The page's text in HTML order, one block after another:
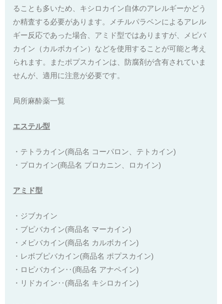
ることも多いため、キシロカイン自体のアレルギーかどう
か精査する必要があります。メチルパラベンによるアレル
ギー反応であった場合、アミド型ではありますが、メピバ
カイン（カルボカイン）などを使用することが可能と考え
られます。またポプスカインは、防腐剤が含有されていま
せんが、適用に注意が必要です。
局所麻酔薬一覧
エステル型
・テトラカイン(商品名 コーパロン、テトカイン)
・ プロカイン(商品名 プロカニン、ロカイン)
アミド型
・ジブカイン
・ ブピバカイン(商品名 マーカイン)
・
メピバカイン(商品名 カルボカイン)
・ レボブピバカイン(商品名 ポプスカイン)
・ ロピバカイン‥(商品名 アナペイン)
・ リドカイン‥(商品名 キシロカイン)